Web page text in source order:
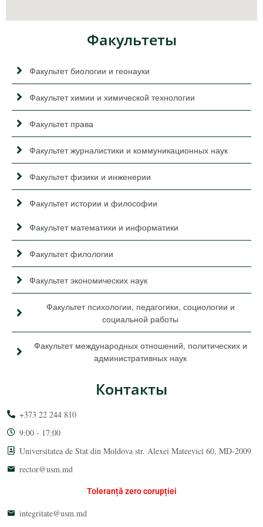
Факультеты
Факультет биологии и геонауки
Факультет химии и химической технологии
Факультет права
Факультет журналистики и коммуникационных наук
Факультет физики и инженерии
Факультет истории и философии
Факультет математики и информатики
Факультет филологии
Факультет экономических наук
Факультет психологии, педагогики, социологии и
социальной работы
Факультет международных отношений, политических и
административных наук
Контакты
+373 22 244 810
9:00 - 17:00
Universitatea de Stat din Moldova str. Alexei Mateevici 60, MD-2009
rector@usm.md
Toleranță zero corupției
integritate@usm.md